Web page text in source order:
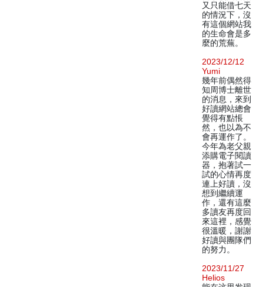
又只能借七天
的情況下，沒
有這個網站我
的生命會是多
麼的荒蕪。
2023/12/12
Yumi
幾年前偶然得
知周博士離世
的消息，來到
好讀網站總會
覺得有點悵
然，也以為不
會再運作了。
今年為老父親
添購電子閱讀
器，抱著試一
試的心情再度
連上好讀，沒
想到繼續運
作，還有這麼
多讀友再度回
來這裡，感覺
很溫暖，謝謝
好讀與團隊們
的努力。
2023/11/27
Helios